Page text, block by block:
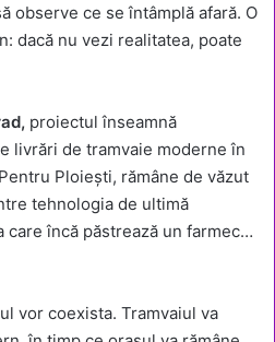
observe ce se întâmplă afară. O
dacă nu vezi realitatea, poate
proiectul înseamnă
livrări de tramvaie moderne în
Ploiești, rămâne de văzut
tehnologia de ultimă
încă păstrează un farmec…
vor coexista. Tramvaiul va